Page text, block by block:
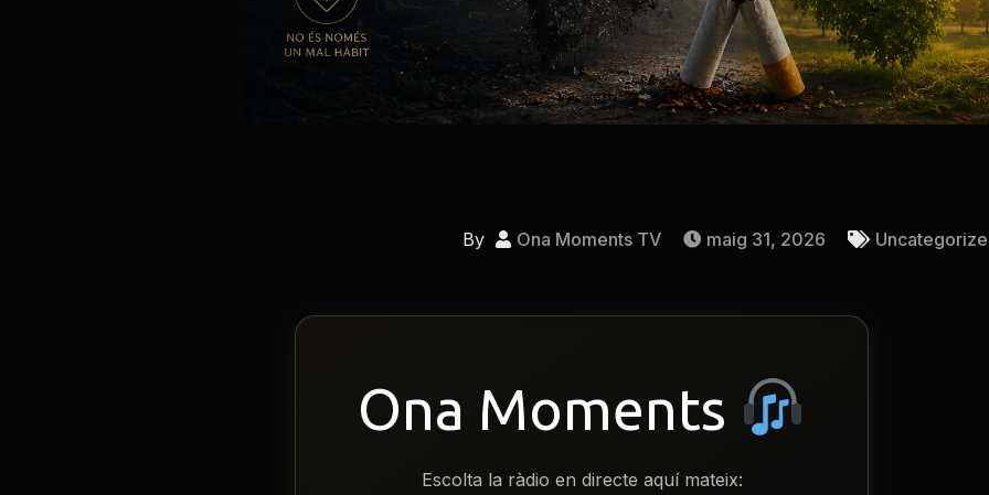
By Ona Moments TV maig 31, 2026
Ona Moments
Escolta la ràdio en directe aquí mateix: